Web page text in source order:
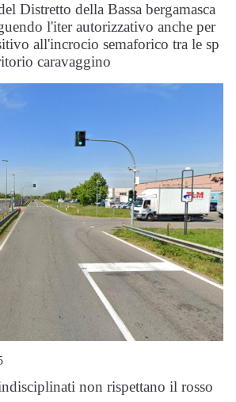
Distretto della Bassa bergamasca
l'iter autorizzativo anche per
all'incrocio semaforico tra le sp
caravaggino
non rispettano il rosso